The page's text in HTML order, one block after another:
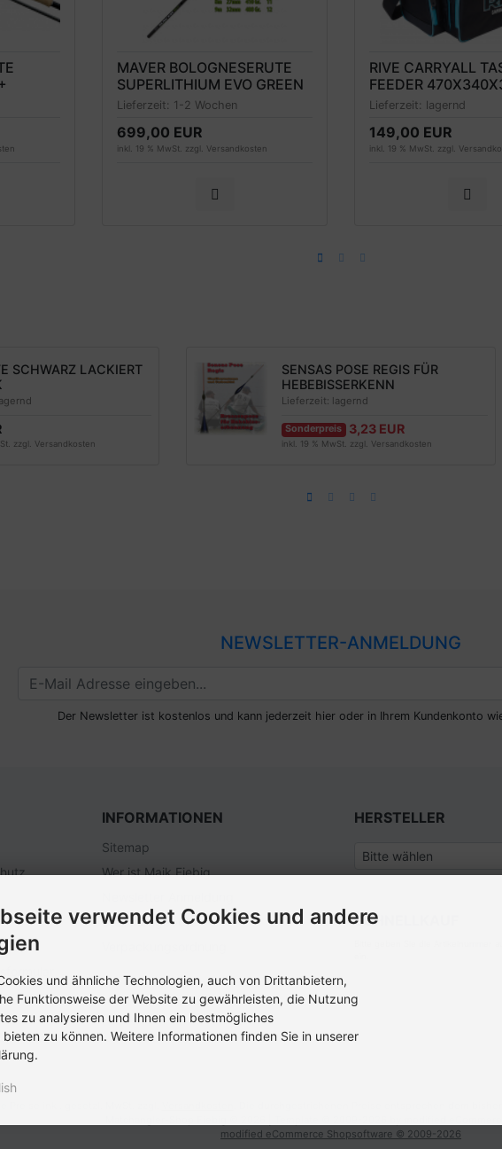
MAVER BOLOGNESERUTE
SUPERLITHIUM EVO GREEN
POWER 8M, 410 GRAMM,
Lieferzeit: 1-2 Wochen
699,00 EUR
inkl. 19 % MwSt. zzgl. Versandkosten
RIVE CARRYALL
FEEDER
INKL. 4 BOXEN,
Lieferzeit: lagernd
149,00 EUR
inkl. 19 % MwSt. zzgl.
SCHWARZ LACKIERT
zzgl. Versandkosten
SENSAS POSE REGIS FÜR
HEBEBISSERKENN
Lieferzeit: lagernd
Sonderpreis 3,23 EUR
inkl. 19 % MwSt. zzgl. Versandkosten
NEWSLETTER-ANMELDUNG
Der Newsletter ist kostenlos und kann jederzeit hier oder in Ihrem Kundenkonto
INFORMATIONEN
Sitemap
Wer ist Maik Fiebig
Stellenangebote
HERSTELLER
SCHNELLKAUF
modified eCommerce Shopsoftware © 2009-2026
verwendet Cookies und andere
und ähnliche Technologien, auch von Drittanbietern,
Funktionsweise der Website zu gewährleisten, die Nutzung
zu analysieren und Ihnen ein bestmögliches
bieten zu können. Weitere Informationen finden Sie in unserer